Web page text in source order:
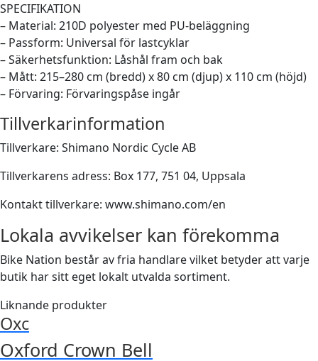
SPECIFIKATION
– Material: 210D polyester med PU-beläggning
– Passform: Universal för lastcyklar
– Säkerhetsfunktion: Låshål fram och bak
– Mått: 215–280 cm (bredd) x 80 cm (djup) x 110 cm (höjd)
– Förvaring: Förvaringspåse ingår
Tillverkarinformation
Tillverkare: Shimano Nordic Cycle AB
Tillverkarens adress: Box 177, 751 04, Uppsala
Kontakt tillverkare: www.shimano.com/en
Lokala avvikelser kan förekomma
Bike Nation består av fria handlare vilket betyder att varje
butik har sitt eget lokalt utvalda sortiment.
Liknande produkter
Oxc
Oxford Crown Bell